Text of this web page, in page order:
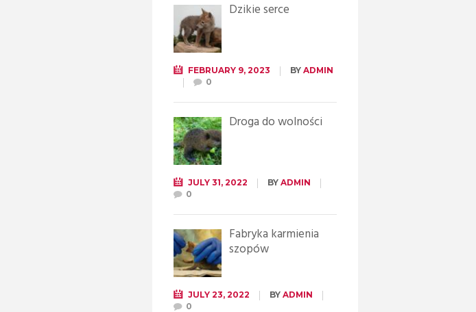
Dzikie serce
FEBRUARY 9, 2023 BY ADMIN
0
Droga do wolności
JULY 31, 2022 BY ADMIN
0
Fabryka karmienia
szopów
JULY 23, 2022 BY ADMIN
0